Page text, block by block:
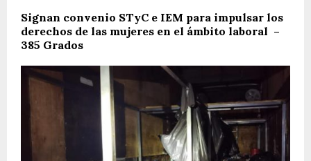
Signan convenio STyC e IEM para impulsar los
derechos de las mujeres en el ámbito laboral –
385 Grados